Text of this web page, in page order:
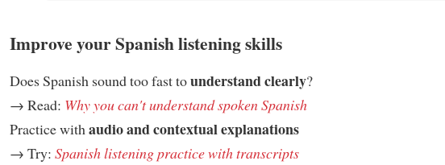
Improve your Spanish listening skills
Does Spanish sound too fast tounderstand clearly?
→ Read: Why you can't understand spoken Spanish
Practice with audio and contextual explanations
→ Try: Spanish listening practice with transcripts